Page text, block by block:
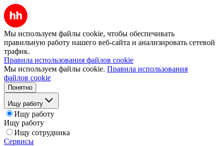
Мы используем файлы cookie, чтобы обеспечивать
правильную работу нашего веб-сайта и анализировать сетевой
трафик.
Правила использования файлов cookie
Мы используем файлы cookie. Правила использования
файлов cookie
Понятно
Ищу работу
Ищу работу
Ищу работу
Ищу сотрудника
Сервисы